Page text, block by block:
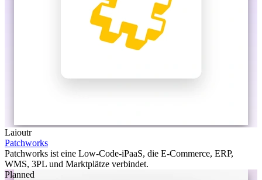
Laioutr
Patchworks
Patchworks ist eine Low-Code-iPaaS, die E-Commerce, ERP,
WMS, 3PL und Marktplätze verbindet.
Planned